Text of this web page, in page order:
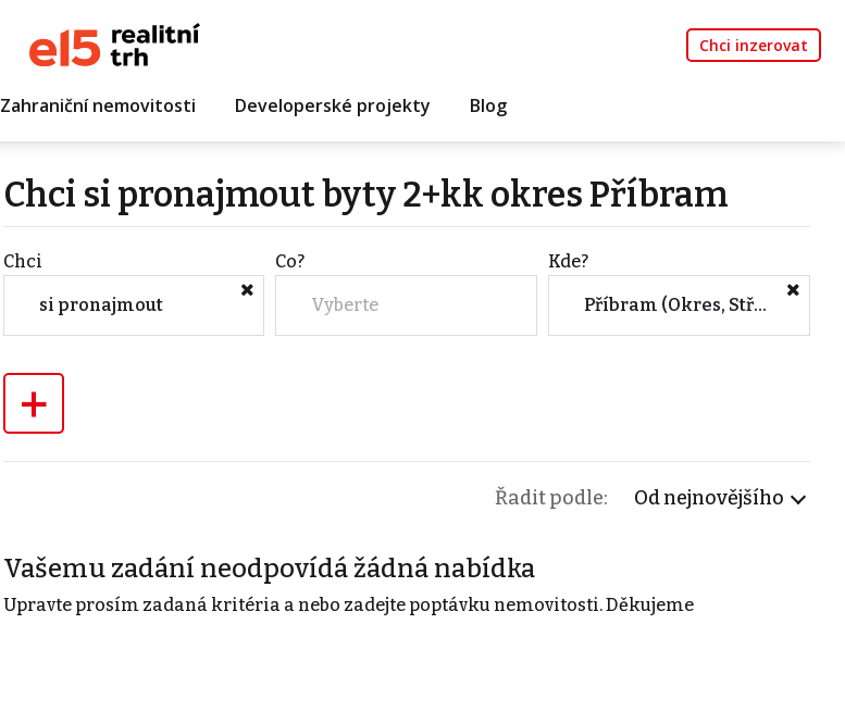
Chci inzerovat
Zahraniční nemovitosti Developerské projekty Blog
Chci si pronajmout byty 2+kk okres Příbram
Chci
si pronajmout
Co?
Vyberte
Kde?
Příbram (Okres, Středočeský kraj)
+
Řadit podle: Od nejnovějšího
Vašemu zadání neodpovídá žádná nabídka
Upravte prosím zadaná kritéria a nebo zadejte poptávku nemovitosti. Děkujeme